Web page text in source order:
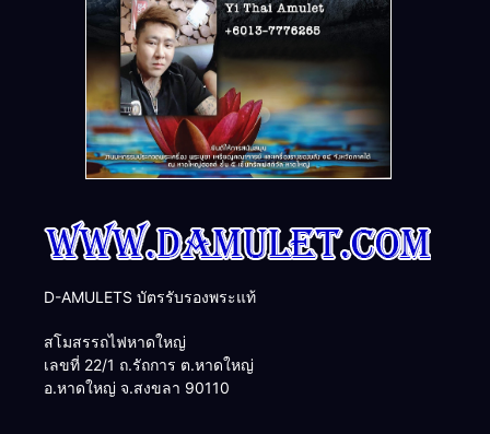
D-AMULETS บัตรรับรองพระแท้
สโมสรรถไฟหาดใหญ่
เลขที่ 22/1 ถ.รัถการ ต.หาดใหญ่
อ.หาดใหญ่ จ.สงขลา 90110